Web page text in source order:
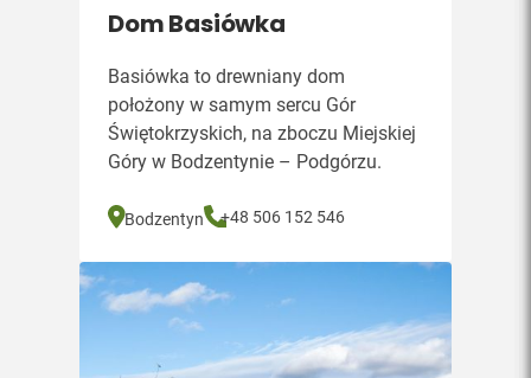
Dom Basiówka
Basiówka to drewniany dom
położony w samym sercu Gór
Świętokrzyskich, na zboczu Miejskiej
Góry w Bodzentynie – Podgórzu.
Bodzentyn +48 506 152 546